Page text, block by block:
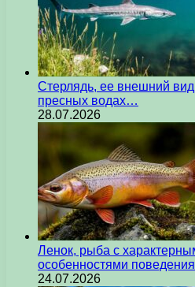
Стерлядь, ее внешний
пресных водах…
28.07.2026
Ленок, рыба с
особенностями
24.07.2026